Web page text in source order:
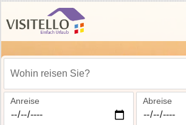
Wohin reisen Sie?
Anreise Abreise